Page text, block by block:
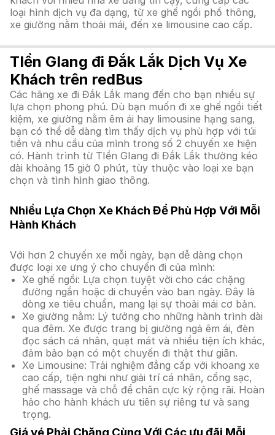
loại hình dịch vụ đa dạng, từ xe ghế ngồi phổ thông,
xe giường nằm thoải mái, đến xe limousine cao cấp.
TIền GIang đi Đắk Lắk Dịch Vụ Xe
Khách trên redBus
Các hãng xe đi Đắk Lắk mang đến cho bạn nhiều sự
lựa chọn phong phú. Dù bạn muốn đi xe ghế ngồi tiết
kiệm, xe giường nằm êm ái hay limousine hạng sang,
bạn có thể dễ dàng tìm thấy dịch vụ phù hợp với túi
tiền và nhu cầu của mình trong số 2 chuyến xe hiện
có. Hành trình từ TIền GIang đi Đắk Lắk thường kéo
dài khoảng 15 giờ 0 phút, tùy thuộc vào loại xe bạn
chọn và tình hình giao thông.
Nhiều Lựa Chọn Xe Khách Để Phù Hợp Với Mỗi
Hành Khách
Với hơn 2 chuyến xe mỗi ngày, bạn dễ dàng chọn
được loại xe ưng ý cho chuyến đi của mình:
Xe ghế ngồi: Lựa chọn tuyệt vời cho các chặng
đường ngắn hoặc di chuyển vào ban ngày. Đây là
dòng xe tiêu chuẩn, mang lại sự thoải mái cơ bản.
Xe giường nằm: Lý tưởng cho những hành trình dài
qua đêm. Xe được trang bị giường ngả êm ái, đèn
đọc sách cá nhân, quạt mát và nhiều tiện ích khác,
đảm bảo bạn có một chuyến đi thật thư giãn.
Xe Limousine: Trải nghiệm đẳng cấp với khoang xe
cao cấp, tiện nghi như giải trí cá nhân, cổng sạc,
ghế massage và chỗ để chân cực kỳ rộng rãi. Hoàn
hảo cho hành khách ưu tiên sự riêng tư và sang
trọng.